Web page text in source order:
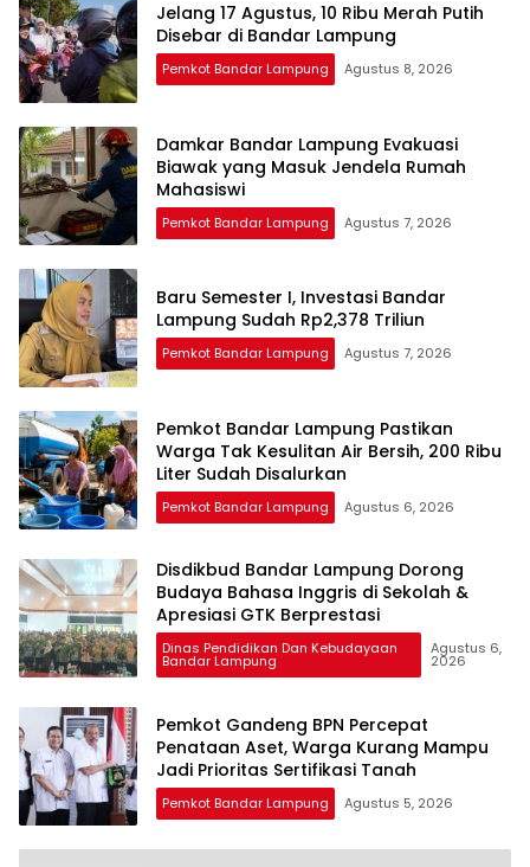
Jelang 17 Agustus, 10 Ribu Merah Putih
Disebar di Bandar Lampung
Pemkot Bandar Lampung Agustus 8, 2026
Damkar Bandar Lampung Evakuasi
Biawak yang Masuk Jendela Rumah
Mahasiswi
Pemkot Bandar Lampung Agustus 7, 2026
Baru Semester I, Investasi Bandar
Lampung Sudah Rp2,378 Triliun
Pemkot Bandar Lampung Agustus 7, 2026
Pemkot Bandar Lampung Pastikan
Warga Tak Kesulitan Air Bersih, 200 Ribu
Liter Sudah Disalurkan
Pemkot Bandar Lampung Agustus 6, 2026
Disdikbud Bandar Lampung Dorong
Budaya Bahasa Inggris di Sekolah &
Apresiasi GTK Berprestasi
Dinas Pendidikan Dan Kebudayaan
Bandar Lampung
Agustus 6,
2026
Pemkot Gandeng BPN Percepat
Penataan Aset, Warga Kurang Mampu
Jadi Prioritas Sertifikasi Tanah
Pemkot Bandar Lampung Agustus 5, 2026